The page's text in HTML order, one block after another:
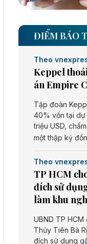
ĐIỂM BÁO
Theo
Keppel
án Empire
Tập đoàn
40% vốn tại dự
triệu USD,
một thập kỷ
Theo
TP HCM
đích sử
làm khu
UBND TP
Thủy Tiên Bà
đích sử dụng